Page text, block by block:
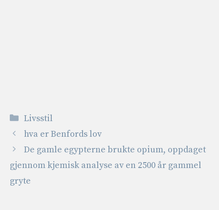
Kategorier
Livsstil
hva er Benfords lov
De gamle egypterne brukte opium, oppdaget
gjennom kjemisk analyse av en 2500 år gammel
gryte